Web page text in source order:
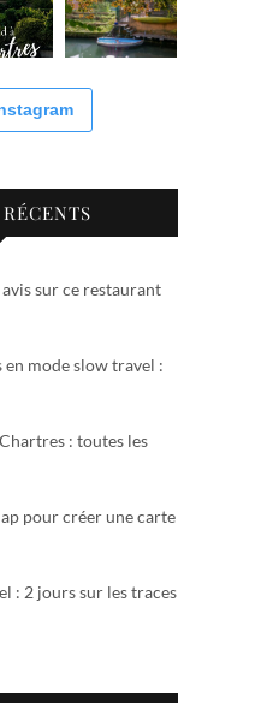
sur ce restaurant
en mode slow travel :
: toutes les
pour créer une carte
: 2 jours sur les traces